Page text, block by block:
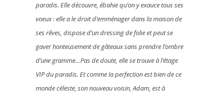
paradis. Elle découvre, ébahie qu’on y exauce tous ses
voeux : elle a le droit d’emménager dans la maison de
ses rêves, dispose d’un dressing de folie et peut se
gaver honteusement de gâteaux sans prendre l’ombre
d’une gramme…Pas de doute, elle se trouve à l’étage
VIP du paradis. Et comme la perfection est bien de ce
monde céleste, son nouveau voisin, Adam, est à